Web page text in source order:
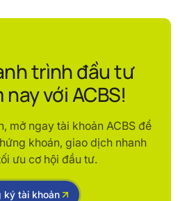
trình đầu tư
với ACBS!
mở ngay tài khoản ACBS để
khoán, giao dịch nhanh
ưu cơ hội đầu tư.
ký tài khoản